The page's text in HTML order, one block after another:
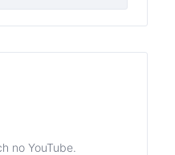
no YouTube.